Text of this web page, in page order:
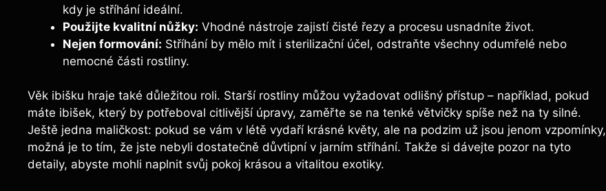
kdy je stříhání ideální.
Použijte kvalitní nůžky: Vhodné nástroje zajistí čisté řezy a procesu usnadníte život.
Nejen formování: Stříhání by mělo mít i sterilizační účel, odstraňte všechny odumřelé nebo
nemocné části rostliny.
Věk ibišku hraje také důležitou roli. Starší rostliny můžou vyžadovat odlišný přístup – například, pokud
máte ibišek, který by potřeboval citlivější úpravy, zaměřte se na tenké větvičky spíše než na ty silné.
Ještě jedna maličkost: pokud se vám v létě vydaří krásné květy, ale na podzim už jsou jenom vzpomínky,
možná je to tím, že jste nebyli dostatečně důvtipní v jarním stříhání. Takže si dávejte pozor na tyto
detaily, abyste mohli naplnit svůj pokoj krásou a vitalitou exotiky.